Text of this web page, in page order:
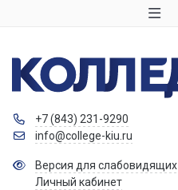
+7 (843) 231-9290
info@college-kiu.ru
Версия для слабовидящих
Личный кабинет